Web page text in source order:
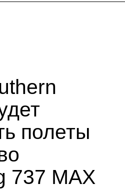
полеты
737 MAX